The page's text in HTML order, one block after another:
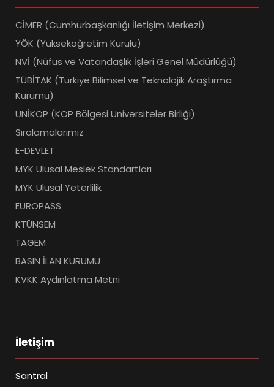
CİMER (Cumhurbaşkanlığı İletişim Merkezi)
YÖK (Yükseköğretim Kurulu)
NVİ (Nüfus ve Vatandaşlık İşleri Genel Müdürlüğü)
TÜBİTAK (Türkiye Bilimsel ve Teknolojik Araştırma
Kurumu)
UNİKOP (KOP Bölgesi Üniversiteler Birliği)
Sıralamalarımız
E-DEVLET
MYK Ulusal Meslek Standartları
MYK Ulusal Yeterlilik
EUROPASS
KTÜNSEM
TAGEM
BASIN İLAN KURUMU
KVKK Aydınlatma Metni
İletişim
Santral